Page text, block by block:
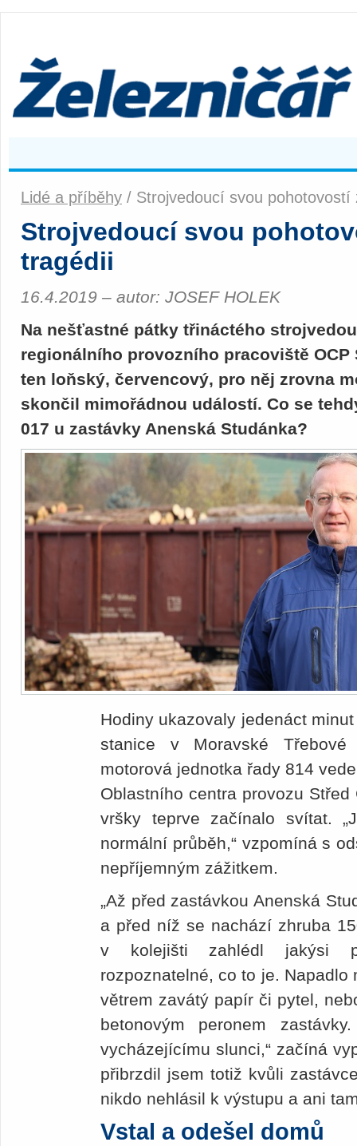
Lidé a příběhy / Strojvedoucí svou pohotovostí
Strojvedoucí svou
tragédii
16.4.2019 – autor: JOSEF HOLEK
Na nešťastné pátky třináctého
regionálního provozního pracoviště OCP
ten loňský, červencový, pro něj zrovna
skončil mimořádnou událostí. Co se
017 u zastávky Anenská Studánka?
Hodiny ukazovaly jedenáct
stanice v Moravské
motorová jednotka řady 814
Oblastního centra provozu
vršky teprve začínalo svítat.
normální průběh,“ vzpomíná s
nepříjemným zážitkem.
„Až před zastávkou Anenská
a před níž se nachází zhruba
v kolejišti zahlédl jakýsi
rozpoznatelné, co to je.
větrem zavátý papír či pytel,
betonovým peronem
vycházejícímu slunci,“ začíná
přibrzdil jsem totiž kvůli
nikdo nehlásil k výstupu a ani
Vstal a odešel domů